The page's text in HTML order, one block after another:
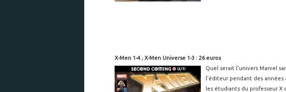
X-Men 1-4 ; X-Men Universe 1-3 : 26 euros
Quel serait l'univers Marvel
l'éditeur pendant des années
les étudiants du professeur X